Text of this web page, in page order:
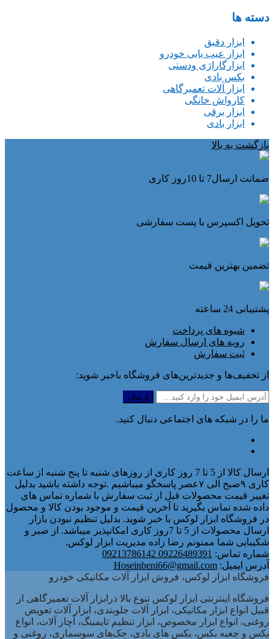
دسته ها
ابزار دقیق
ابزار عیب یابی خودرو
ابزارگاراژی ودستی
بکس بادی
ابزار آلات تعمیرگاهی
کارواش خانگی
ابزار برقی
ابزار بادی
بازگشت به بالا
ضمانت ارسال7 تا 10روز کاری
تحویل اکسپرس با پست سفارشی
تضمین بهترین قیمت
پشتیبانی 24 ساعته
شیوه های پرداخت
رویه های ارسال سفارش
ثبت سفارش
از تخفیف‌ها و جدیدترین‌های فروشگاه باخبر شوید:
ما را در شبکه های اجتماعی دنبال کنید.
ارسال کالا از 5 تا 7 روز کاری از روزهای شنبه تا پنج شنبه از ساعت
کاری ۹صبح الی ۷عصر پاسخگو میباشیم .توجه داشته باشید بدلیل
تغییر قیمت محصولات قبل از ثبت سفارش با شماره تماس های
داده شده تماس بگیرید تا آخرین قیمت و موجود بودن کالا و محصول
در فروشگاه ابزار لوکس با خبر شوید. بدلیل تنظیم نبودن بازار
ارسال محصولات از 5 تا 7روز کاری امکانپذیر میباشد. از صبر و
شکیبایی شما ممنونم رضا زاده مدیریت ابزار لوکس.
شماره تماس: 09226489391 09213786142
آدرس ایمیل: Hoseinbeni66@gmail.com
فروشگاه ابزار لوکس، فروش ابزار آلات مکانیکی خودرو
فروشگاه اینترنتی ابزار لوکس تنوع بالا درابزار آلات تعمیرگاهی از
قبیل انواع ابزار مکانیکی، ابزار آلات جلوبندی، ابزار آلات تعویض
روغنی، انواع ابزار مخصوص، ابزار تنظیم تایمینگ، آچار آلات، انواع
بکس و جعبه بکس، بکس های بادی، جک‌های سوسماری، روغنی و